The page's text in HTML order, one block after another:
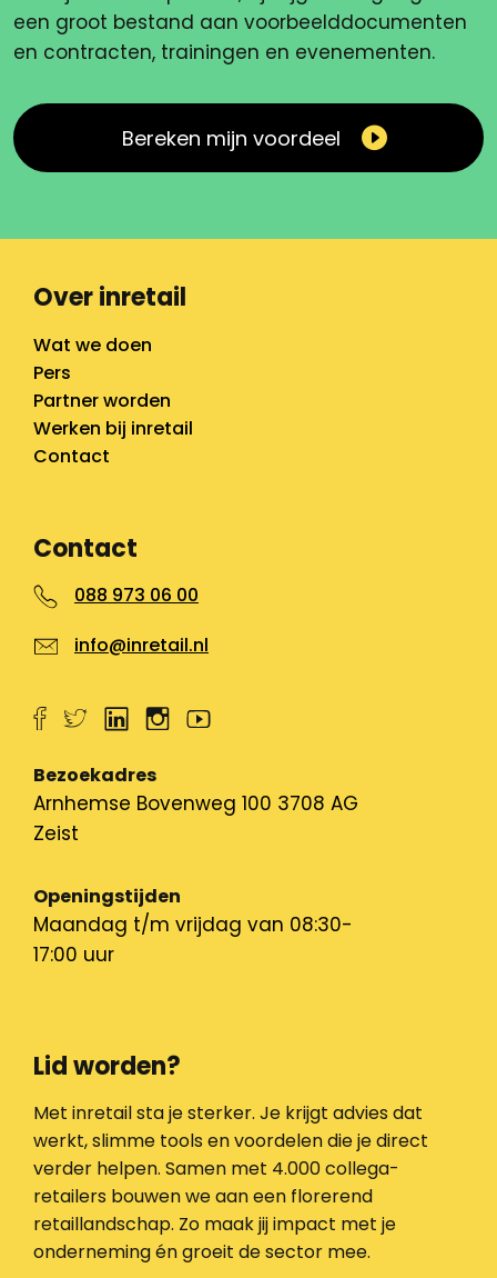
een groot bestand aan voorbeelddocumenten
en contracten, trainingen en evenementen.
Bereken mijn voordeel
Over inretail
Wat we doen
Pers
Partner worden
Werken bij inretail
Contact
Contact
088 973 06 00
info@inretail.nl
Bezoekadres
Arnhemse Bovenweg 100 3708 AG
Zeist
Openingstijden
Maandag t/m vrijdag van 08:30-
17:00 uur
Lid worden?
Met inretail sta je sterker. Je krijgt advies dat
werkt, slimme tools en voordelen die je direct
verder helpen. Samen met 4.000 collega-
retailers bouwen we aan een florerend
retaillandschap. Zo maak jij impact met je
onderneming én groeit de sector mee.